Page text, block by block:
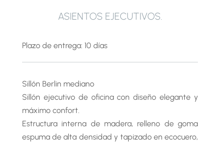
ASIENTOS EJECUTIVOS.
Plazo de entrega: 10 días
Sillón Berlin mediano
Sillón ejecutivo de oficina con diseño elegante y
máximo confort.
Estructura interna de madera, relleno de goma
espuma de alta densidad y tapizado en ecocuero,